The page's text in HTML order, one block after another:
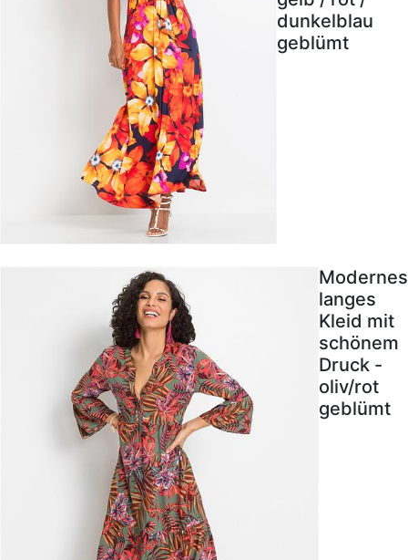
dunkelblau
geblümt
Modernes
langes
Kleid mit
schönem
Druck -
oliv/rot
geblümt